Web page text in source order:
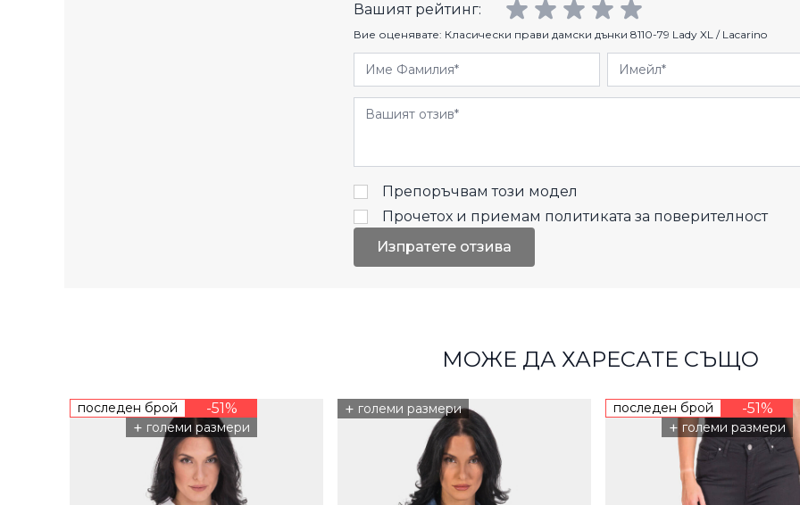
Вашият рейтинг:
Вие оценявате: Класически прави дамски дънки 8110-79 Lady XL / Lacarino
Име Фамилия Имейл
Отзиви
Препоръчвам този модел
Прочетох и приемам политиката за поверителност
Изпратете отзива
МОЖЕ ДА ХАРЕСАТЕ СЪЩО
последен брой -51%
+ големи размери
+ големи размери последен брой -51%
+ големи размери